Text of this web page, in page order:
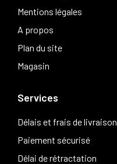
Mentions légales
A propos
Plan du site
Magasin
Services
Délais et frais de livraison
Paiement sécurisé
Délai de rétractation